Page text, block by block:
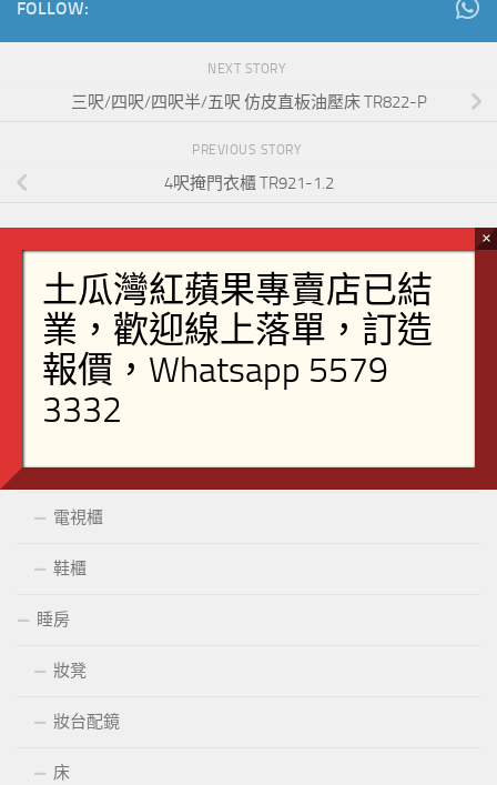
FOLLOW:
NEXT STORY
三呎/四呎/四呎半/五呎 仿皮直板油壓床 TR822-P
PREVIOUS STORY
4呎掩門衣櫃 TR921-1.2
客廳
茶几
裝飾櫃
餐柜
電視櫃
鞋櫃
睡房
妝凳
妝台配鏡
床